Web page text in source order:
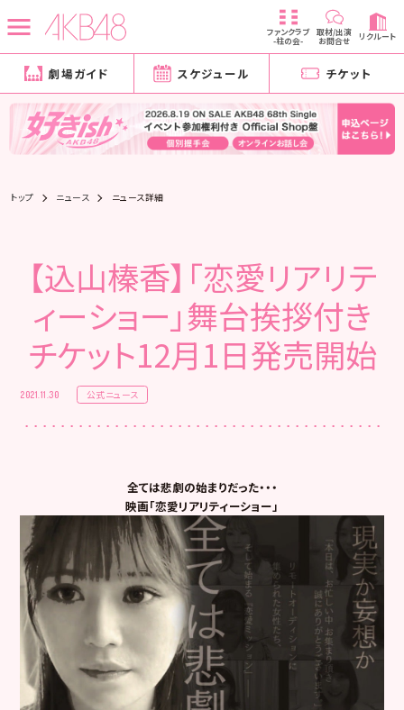
ファンクラブ
-柱の会-
取材/出演
お問合せ リクルート
劇場ガイド スケジュール チケット
トップ ニュース ニュース詳細
【込山榛香】「恋愛リアリテ
ィーショー」舞台挨拶付き
チケット12月1日発売開始
2021.11.30 公式ニュース
全ては悲劇の始まりだった・・・
映画「恋愛リアリティーショー」